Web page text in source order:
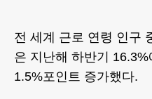
전 세계 근로 연령 인구
은 지난해 하반기
1.5%포인트 증가했다.